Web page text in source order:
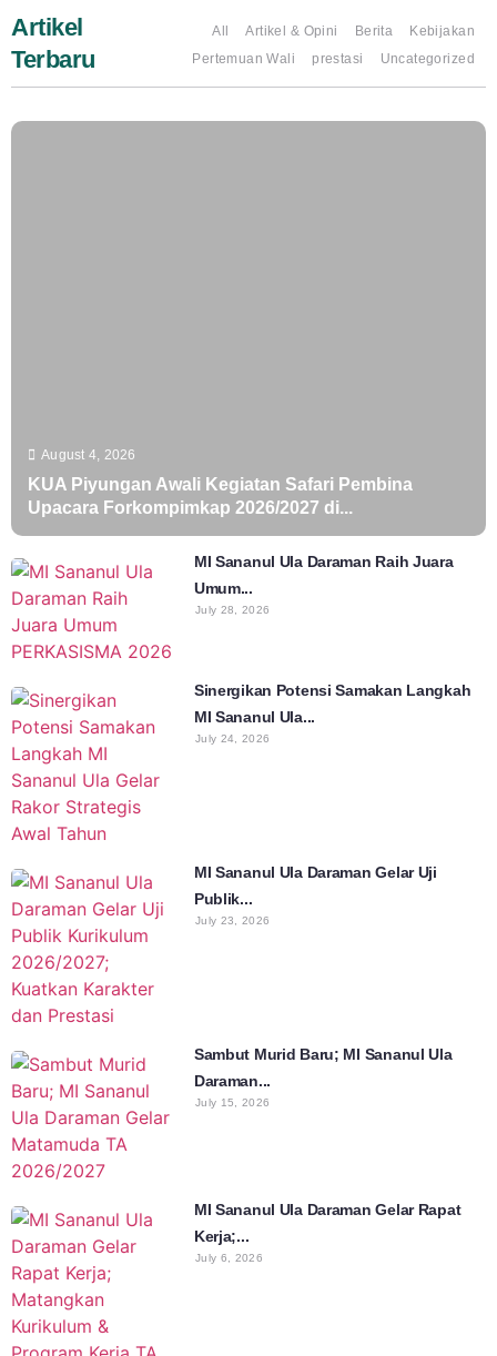
Artikel
Terbaru
All Artikel & Opini Berita
Kebijakan
Pertemuan Wali
prestasi Uncategorized
August 4, 2026
KUA Piyungan Awali Kegiatan Safari Pembina
Upacara Forkompimkap 2026/2027 di...
MI Sananul Ula Daraman Raih Juara
Umum...
July 28, 2026
Sinergikan Potensi Samakan Langkah
MI Sananul Ula...
July 24, 2026
MI Sananul Ula Daraman Gelar Uji
Publik...
July 23, 2026
Sambut Murid Baru; MI Sananul Ula
Daraman...
July 15, 2026
MI Sananul Ula Daraman Gelar Rapat
Kerja;...
July 6, 2026